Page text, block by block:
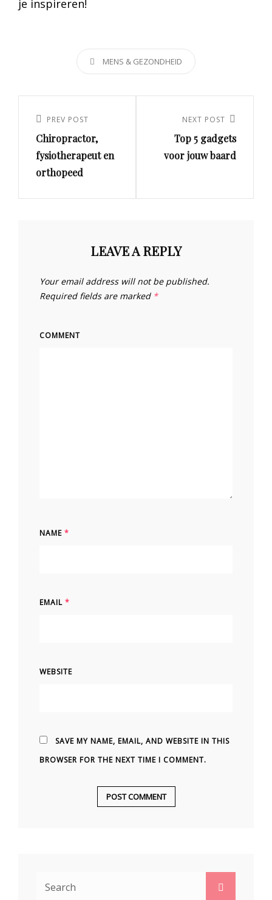
je inspireren!
CATEGORIES
MENS & GEZONDHEID
navigation
Previous
Post
PREV POST
Chiropractor,
fysiotherapeut en
orthopeed
Post
NEXT POST
Top 5 gadgets
voor jouw baard
LEAVE A REPLY
Your email address will not be published.
Required fields are marked *
COMMENT
NAME *
EMAIL *
WEBSITE
SAVE MY NAME, EMAIL, AND WEBSITE IN THIS
BROWSER FOR THE NEXT TIME I COMMENT.
Search